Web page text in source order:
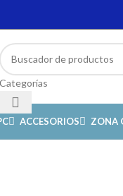
Categorías
ACCESORIOS ZONA